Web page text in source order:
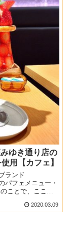
ゆき通り店の
用【カフェ】
ランド
パフェメニュー・
ことで、ここで
2020.03.09